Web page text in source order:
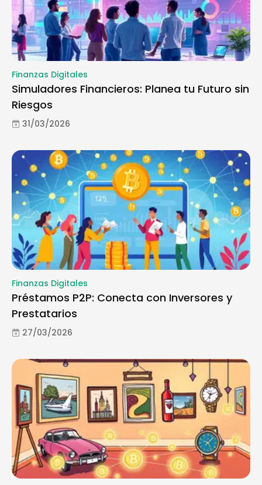
Finanzas Digitales
Simuladores Financieros: Planea tu Futuro sin
Riesgos
31/03/2026
Finanzas Digitales
Préstamos P2P: Conecta con Inversores y
Prestatarios
27/03/2026